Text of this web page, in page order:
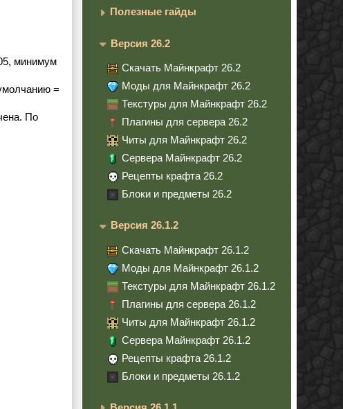
минимум
=
По
Полезные гайды
Версия 26.2
Скачать Майнкрафт 26.2
Моды для Майнкрафт 26.2
Текстуры для Майнкрафт 26.2
Плагины для сервера 26.2
Читы для Майнкрафт 26.2
Сервера Майнкрафт 26.2
Рецепты крафта 26.2
Блоки и предметы 26.2
Версия 26.1.2
Скачать Майнкрафт 26.1.2
Моды для Майнкрафт 26.1.2
Текстуры для Майнкрафт 26.1.2
Плагины для сервера 26.1.2
Читы для Майнкрафт 26.1.2
Сервера Майнкрафт 26.1.2
Рецепты крафта 26.1.2
Блоки и предметы 26.1.2